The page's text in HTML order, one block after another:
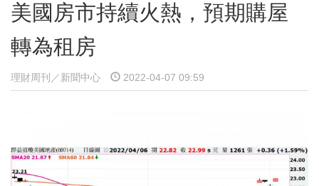
美國房市持續火熱，預期購屋
轉為租房
理財周刊／新聞中心 2022-04-07 09:59